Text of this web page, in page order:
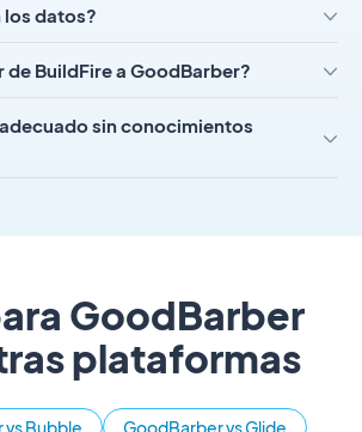
los datos?
de BuildFire a GoodBarber?
sin conocimientos
GoodBarber
plataformas
Bubble GoodBarber vs Glide